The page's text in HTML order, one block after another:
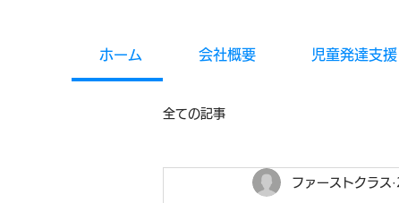
ホーム 会社概要 児童発達支援
全ての記事
ファーストクラス